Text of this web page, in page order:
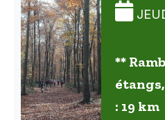
**
: 19 km